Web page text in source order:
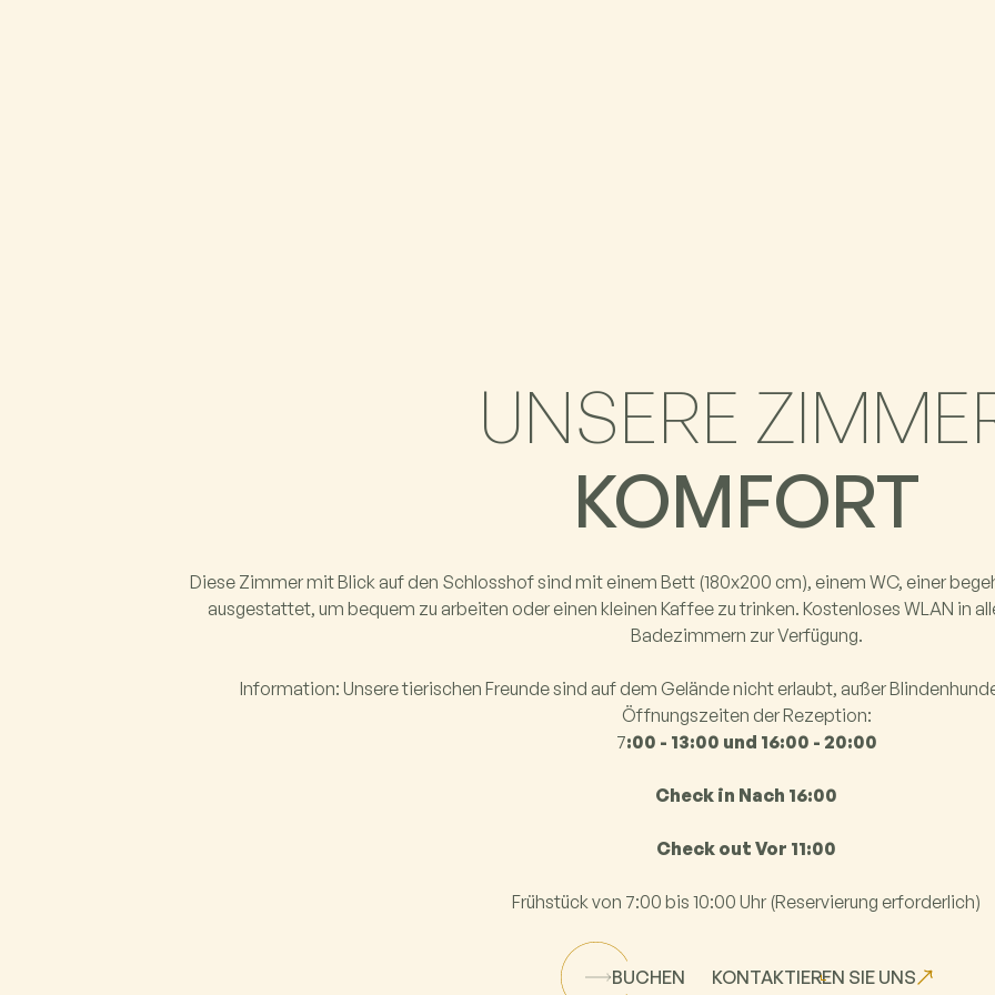
UNSERE
KOMFORT
Diese Zimmer mit Blick auf den Schlosshof sind mit einem Bett (180x200 cm), einem WC, einer
ausgestattet, um bequem zu arbeiten oder einen kleinen Kaffee zu trinken. Kostenloses WLAN in
Badezimmern zur Verfügung.
Information: Unsere tierischen Freunde sind auf dem Gelände nicht erlaubt, außer
Öffnungszeiten der Rezeption:
7:00 - 13:00 und 16:00 - 20:00
Check in Nach 16:00
Check out Vor 11:00
Frühstück von 7:00 bis 10:00 Uhr (Reservierung erforderlich)
BUCHEN KONTAKTIEREN SIE UNS